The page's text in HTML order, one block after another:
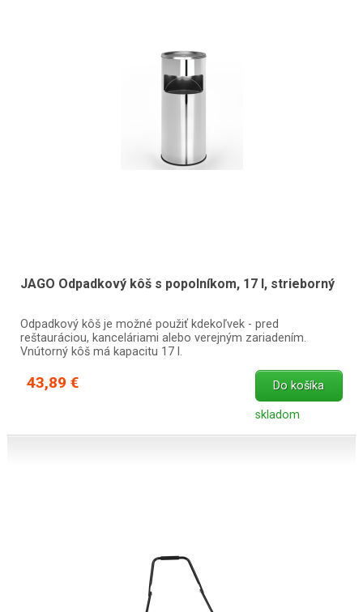
JAGO Odpadkový kôš s popolníkom, 17 l, strieborný
Odpadkový kôš je možné použiť kdekoľvek - pred
reštauráciou, kanceláriami alebo verejným zariadením.
Vnútorný kôš má kapacitu 17 l.
43,89 € Do košíka
skladom